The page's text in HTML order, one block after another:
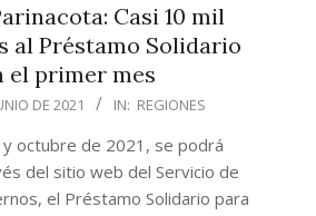
Casi 10 mil
al Préstamo Solidario
el primer mes
DE 2021 IN: REGIONES
octubre de 2021, se podrá
del sitio web del Servicio de
el Préstamo Solidario para